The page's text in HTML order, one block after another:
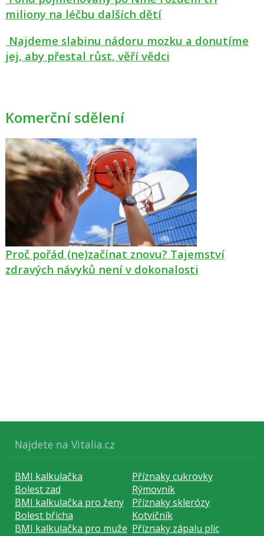
miliony na léčbu dalších dětí
Najdeme slabinu nádoru mozku a donutíme
jej, aby přestal růst, věří vědci
Komerční sdělení
Proč pořád (ne)začínat znovu? Tajemství
zdravých návyků není v dokonalosti
Najdete na Vitalia.cz
BMI kalkulačka
Příznaky cukrovky
Bolest zad
Rýmovník
BMI kalkulačka pro ženy
Příznaky sklerózy
Bolest břicha
Kotvičník
BMI kalkulačka pro muže Příznaky zápalu plic